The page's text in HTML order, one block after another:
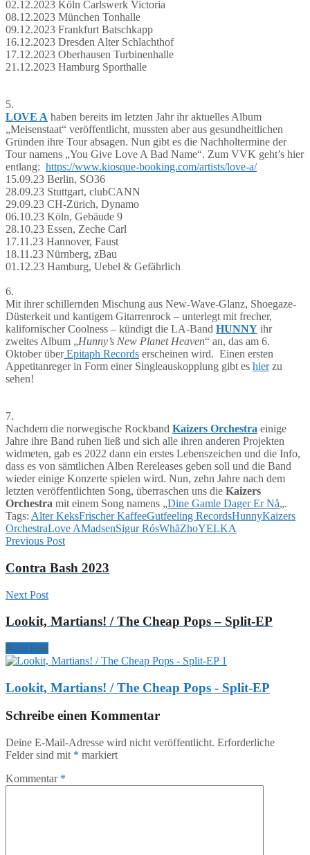
02.12.2023 Köln Carlswerk Victoria
08.12.2023 München Tonhalle
09.12.2023 Frankfurt Batschkapp
16.12.2023 Dresden Alter Schlachthof
17.12.2023 Oberhausen Turbinenhalle
21.12.2023 Hamburg Sporthalle
5.
LOVE A haben bereits im letzten Jahr ihr aktuelles Album
„Meisenstaat“ veröffentlicht, mussten aber aus gesundheitlichen
Gründen ihre Tour absagen. Nun gibt es die Nachholtermine der
Tour namens „You Give Love A Bad Name“. Zum VVK geht’s hier
entlang: https://www.kiosque-booking.com/artists/love-a/
15.09.23 Berlin, SO36
28.09.23 Stuttgart, clubCANN
29.09.23 CH-Zürich, Dynamo
06.10.23 Köln, Gebäude 9
28.10.23 Essen, Zeche Carl
17.11.23 Hannover, Faust
18.11.23 Nürnberg, zBau
01.12.23 Hamburg, Uebel & Gefährlich
6.
Mit ihrer schillernden Mischung aus New-Wave-Glanz, Shoegaze-
Düsterkeit und kantigem Gitarrenrock – unterlegt mit frecher,
kalifornischer Coolness – kündigt die LA-Band HUNNY ihr
zweites Album „Hunny’s New Planet Heaven“ an, das am 6.
Oktober überEpitaph Records erscheinen wird. Einen ersten
Appetitanreger in Form einer Singleauskopplung gibt es hierzu
sehen!
7.
Nachdem die norwegische Rockband Kaizers Orchestra einige
Jahre ihre Band ruhen ließ und sich alle ihren anderen Projekten
widmeten, gab es 2022 dann ein erstes Lebenszeichen und die Info,
dass es von sämtlichen Alben Rereleases geben soll und die Band
wieder einige Konzerte spielen wird. Nun, zehn Jahre nach dem
letzten veröffentlichten Song, überraschen uns die Kaizers
Orchestra mit einem Song namens „Dine Gamle Dager Er Nå„.
Tags: Alter KeksFrischer KaffeeGutfeeling RecordsHunnyKaizers
OrchestraLove AMadsenSigur RósWhåZhoYELKA
Previous Post
Contra Bash 2023
Next Post
Lookit, Martians! / The Cheap Pops – Split-EP
Next Post
Lookit, Martians! / The Cheap Pops - Split-EP
Schreibe einen Kommentar
Deine E-Mail-Adresse wird nicht veröffentlicht. Erforderliche
Felder sind mit * markiert
Kommentar *